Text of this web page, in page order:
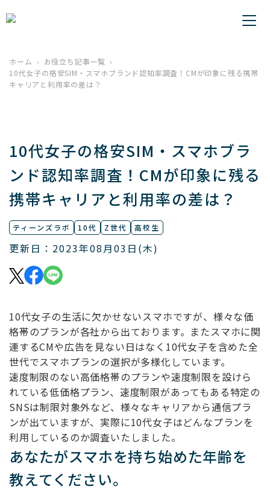
ホーム
お役立ち記事一覧
10代女子の格安SIM・スマホブランド認知率調査！CMが印象に残る携帯
キャリアと利用率の差は？
10代女子の格安SIM・スマホブラ
ンド認知率調査！CMが印象に残る
携帯キャリアと利用率の差は？
ティーンズラボ 10代 Z世代 高校生
更新日：2023年08月03日(木)
10代女子の生活に欠かせないスマホですが、様々な価
格帯のプランが各社から出ております。またスマホに関
連するCMや広告を見ない日はなく10代女子を含めた全
世代でスマホプランの選択が多様化しています。
速度制限のない高価格帯のプランや速度制限を設けら
れている低価格プラン、速度制限があってもある特定の
SNSは制限対象外など、様々なキャリアから通信プラ
ンが出ていますが、実際に10代女子はどんなプランを
利用しているのか調査いたしました。
あなたがスマホを持ち始めた年齢を
教えてください。